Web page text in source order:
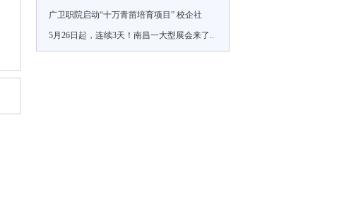
广卫职院启动“十万青苗培育项目” 校企社
5月26日起，连续3天！南昌一大型展会来了..